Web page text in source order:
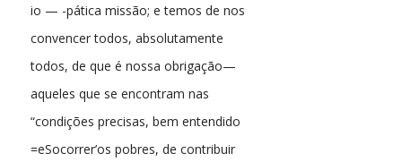
io — -pática missão; e temos de nos
convencer todos, absolutamente
todos, de que é nossa obrigação—
aqueles que se encontram nas
“condições precisas, bem entendido
=eSocorrer’os pobres, de contribuir